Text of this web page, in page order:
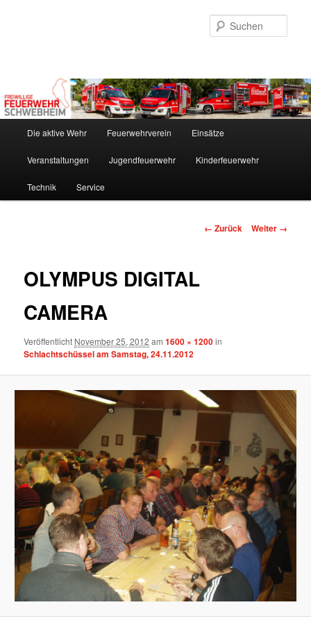
Die aktive Wehr Feuerwehrverein Einsätze
Veranstaltungen Jugendfeuerwehr Kinderfeuerwehr
Technik Service
Bilder-
← Zurück Weiter →
OLYMPUS DIGITAL
CAMERA
Veröffentlicht November 25, 2012 am1600 × 1200in
Schlachtschüssel am Samstag, 24.11.2012